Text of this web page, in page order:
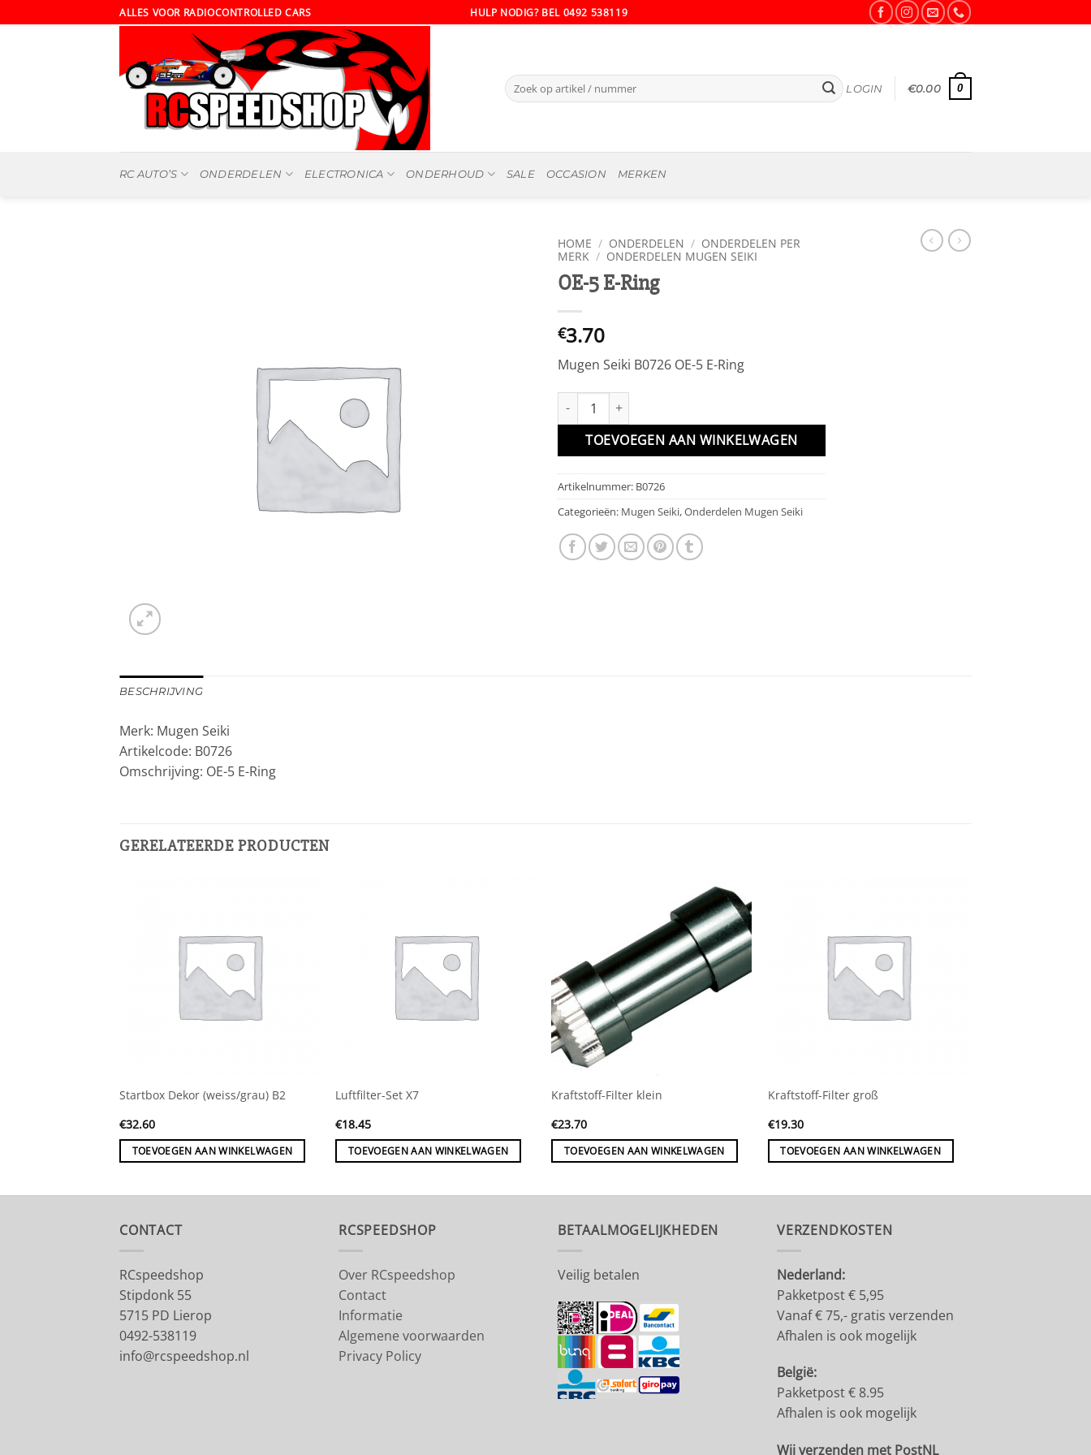
naar
ALLES VOOR RADIOCONTROLLED CARS HULP NODIG? BEL 0492 538119
Zoeken
naar:
LOGIN €0.00 0
RC AUTO’S ONDERDELEN ELECTRONICA ONDERHOUD SALE OCCASION MERKEN
HOME / ONDERDELEN / ONDERDELEN PER
MERK / ONDERDELEN MUGEN SEIKI
OE-5 E-Ring
€3.70
Mugen Seiki B0726 OE-5 E-Ring
OE-5 E-Ring aantal
TOEVOEGEN AAN WINKELWAGEN
Artikelnummer: B0726
Categorieën: Mugen Seiki,Onderdelen Mugen Seiki
BESCHRIJVING
Merk: Mugen Seiki
Artikelcode: B0726
Omschrijving: OE-5 E-Ring
GERELATEERDE PRODUCTEN
Startbox Dekor (weiss/grau) B2
€32.60
TOEVOEGEN AAN WINKELWAGEN
Luftfilter-Set X7
€18.45
TOEVOEGEN AAN WINKELWAGEN
Kraftstoff-Filter klein
€23.70
TOEVOEGEN AAN WINKELWAGEN
Kraftstoff-Filter groß
€19.30
TOEVOEGEN AAN WINKELWAGEN
CONTACT
RCspeedshop
Stipdonk 55
5715 PD Lierop
0492-538119
info@rcspeedshop.nl
RCSPEEDSHOP
Over RCspeedshop
Contact
Informatie
Algemene voorwaarden
Privacy Policy
BETAALMOGELIJKHEDEN
Veilig betalen
VERZENDKOSTEN
Nederland:
Pakketpost € 5,95
Vanaf € 75,- gratis verzenden
Afhalen is ook mogelijk
België:
Pakketpost € 8.95
Afhalen is ook mogelijk
Wij verzenden met PostNL